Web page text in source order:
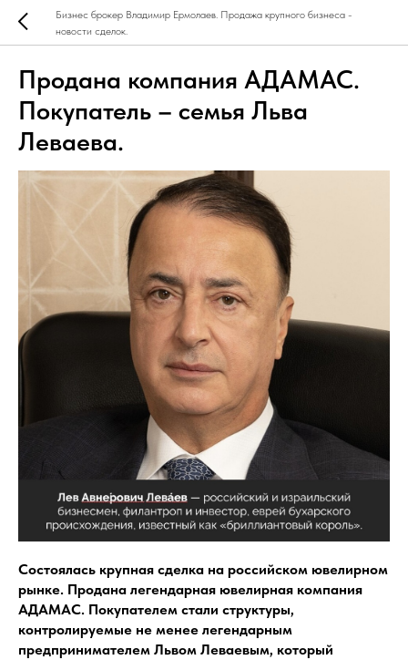
Бизнес брокер Владимир Ермолаев. Продажа крупного бизнеса -
новости сделок.
Продана компания АДАМАС.
Покупатель – семья Льва
Леваева.
Состоялась крупная сделка на российском ювелирном
рынке. Продана легендарная ювелирная компания
АДАМАС. Покупателем стали структуры,
контролируемые не менее легендарным
предпринимателем Львом Леваевым, который